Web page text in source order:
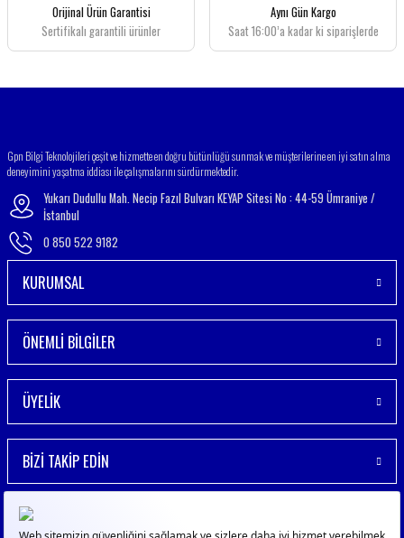
Orijinal Ürün Garantisi
Sertifikalı garantili ürünler
Aynı Gün Kargo
Saat 16:00’a kadar ki siparişlerde
Gpn Bilgi Teknolojileri çeşit ve hizmette en doğru bütünlüğü sunmak ve müşterilerine en iyi satın alma
deneyimini yaşatma iddiası ile çalışmalarını sürdürmektedir.
Yukarı Dudullu Mah. Necip Fazıl Bulvarı KEYAP Sitesi No : 44-59 Ümraniye /
İstanbul
0 850 522 9182
KURUMSAL
ÖNEMLİ BİLGİLER
ÜYELİK
BİZİ TAKİP EDİN